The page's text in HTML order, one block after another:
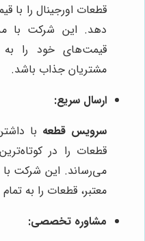
قطعات اورجینال را با
دهد. این شرکت با
قیمت‌های خود را به
مشتریان جذاب باشد.
ارسال سریع:
سرویس قطعه با
قطعات را در
می‌رساند. این شرکت
معتبر، قطعات را به
مشاوره تخصصی: